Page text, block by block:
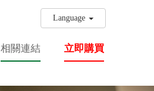
Language
相關連結 立即購買